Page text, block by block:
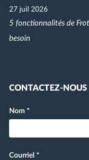
27 juil 2026
5 fonctionnalités de
besoin
CONTACTEZ-NOUS
Nom *
Courriel *